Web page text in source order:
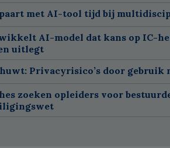
met AI-tool tijd bij
AI-model dat kans op IC-
uitlegt
Privacyrisico’s door gebruik
zoeken opleiders voor